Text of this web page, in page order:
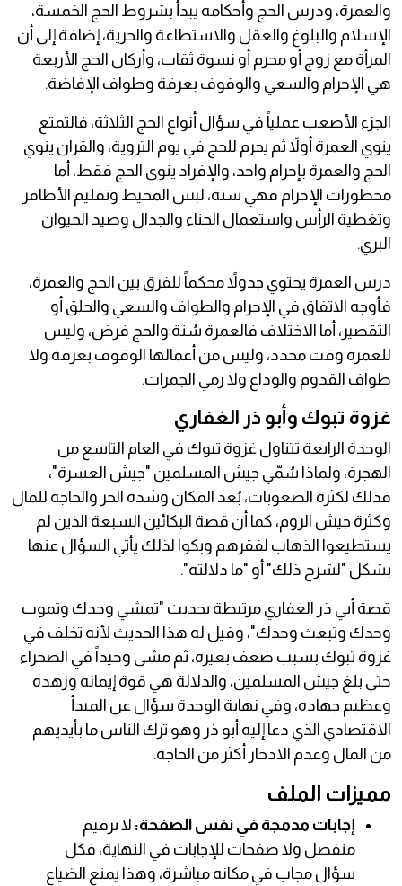
والعمرة، ودرس الحج وأحكامه يبدأ بشروط الحج الخمسة،
الإسلام والبلوغ والعقل والاستطاعة والحرية، إضافة إلى أن
المرأة مع زوج أو محرم أو نسوة ثقات، وأركان الحج الأربعة
هي الإحرام والسعي والوقوف بعرفة وطواف الإفاضة.
الجزء الأصعب عملياً في سؤال أنواع الحج الثلاثة، فالتمتع
ينوي العمرة أولاً ثم يحرم للحج في يوم التروية، والقران ينوي
الحج والعمرة بإحرام واحد، والإفراد ينوي الحج فقط، أما
محظورات الإحرام فهي ستة، لبس المخيط وتقليم الأظافر
وتغطية الرأس واستعمال الحناء والجدال وصيد الحيوان
البري.
درس العمرة يحتوي جدولاً محكماً للفرق بين الحج والعمرة،
فأوجه الاتفاق في الإحرام والطواف والسعي والحلق أو
التقصير، أما الاختلاف فالعمرة سُنة والحج فرض، وليس
للعمرة وقت محدد، وليس من أعمالها الوقوف بعرفة ولا
طواف القدوم والوداع ولا رمي الجمرات.
غزوة تبوك وأبو ذر الغفاري
الوحدة الرابعة تتناول غزوة تبوك في العام التاسع من
الهجرة، ولماذا سُمّي جيش المسلمين "جيش العسرة"،
فذلك لكثرة الصعوبات، بُعد المكان وشدة الحر والحاجة للمال
وكثرة جيش الروم، كما أن قصة البكائين السبعة الذين لم
يستطيعوا الذهاب لفقرهم وبكوا لذلك يأتي السؤال عنها
بشكل "لشرح ذلك" أو "ما دلالته".
قصة أبي ذر الغفاري مرتبطة بحديث "تمشي وحدك وتموت
وحدك وتبعث وحدك"، وقيل له هذا الحديث لأنه تخلف في
غزوة تبوك بسبب ضعف بعيره، ثم مشى وحيداً في الصحراء
حتى بلغ جيش المسلمين، والدلالة هي قوة إيمانه وزهده
وعظيم جهاده، وفي نهاية الوحدة سؤال عن المبدأ
الاقتصادي الذي دعا إليه أبو ذر وهو ترك الناس ما بأيديهم
من المال وعدم الادخار أكثر من الحاجة.
مميزات الملف
إجابات مدمجة في نفس الصفحة: لا ترقيم
منفصل ولا صفحات للإجابات في النهاية، فكل
سؤال مجاب في مكانه مباشرة، وهذا يمنع الضياع